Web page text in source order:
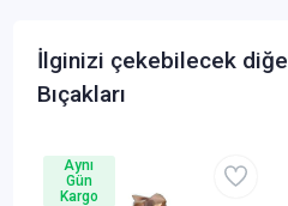
İlginizi çekebilecek
Bıçakları
Aynı
Gün
Kargo